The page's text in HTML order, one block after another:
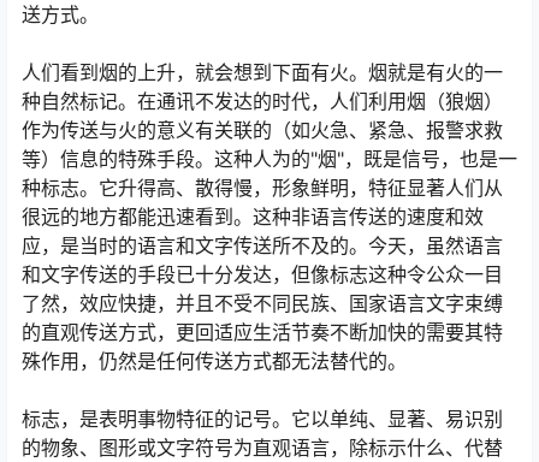
送方式。
人们看到烟的上升，就会想到下面有火。烟就是有火的一
种自然标记。在通讯不发达的时代，人们利用烟（狼烟）
作为传送与火的意义有关联的（如火急、紧急、报警求救
等）信息的特殊手段。这种人为的"烟"，既是信号，也是一
种标志。它升得高、散得慢，形象鲜明，特征显著人们从
很远的地方都能迅速看到。这种非语言传送的速度和效
应，是当时的语言和文字传送所不及的。今天，虽然语言
和文字传送的手段已十分发达，但像标志这种令公众一目
了然，效应快捷，并且不受不同民族、国家语言文字束缚
的直观传送方式，更回适应生活节奏不断加快的需要其特
殊作用，仍然是任何传送方式都无法替代的。
标志，是表明事物特征的记号。它以单纯、显著、易识别
的物象、图形或文字符号为直观语言，除标示什么、代替